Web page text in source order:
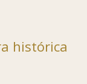
histórica